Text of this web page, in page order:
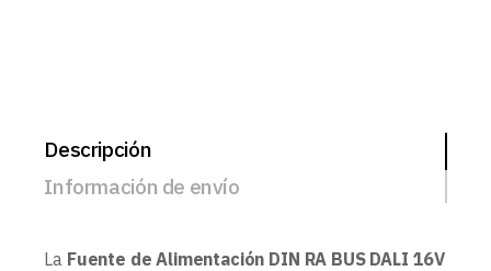
Descripción
Información de envío
La Fuente de Alimentación DIN RA BUS DALI 16V